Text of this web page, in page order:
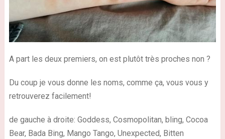
A part les deux premiers, on est plutôt très proches non ?
Du coup je vous donne les noms, comme ça, vous vous y
retrouverez facilement!
de gauche à droite: Goddess, Cosmopolitan, bling, Cocoa
Bear, Bada Bing, Mango Tango, Unexpected, Bitten